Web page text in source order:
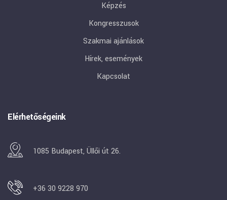
Képzés
Kongresszusok
Szakmai ajánlások
Hírek, események
Kapcsolat
Elérhetőségeink
1085 Budapest, Üllői út 26.
+36 30 9228 970